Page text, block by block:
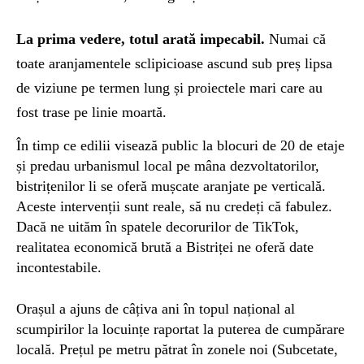
La prima vedere, totul arată impecabil. Numai că
toate aranjamentele sclipicioase ascund sub preș lipsa
de viziune pe termen lung și proiectele mari care au
fost trase pe linie moartă.
În timp ce edilii visează public la blocuri de 20 de etaje
și predau urbanismul local pe mâna dezvoltatorilor,
bistrițenilor li se oferă mușcate aranjate pe verticală.
Aceste intervenții sunt reale, să nu credeți că fabulez.
Dacă ne uităm în spatele decorurilor de TikTok,
realitatea economică brută a Bistriței ne oferă date
incontestabile.
Orașul a ajuns de câțiva ani în topul național al
scumpirilor la locuințe raportat la puterea de cumpărare
locală. Prețul pe metru pătrat în zonele noi (Subcetate,